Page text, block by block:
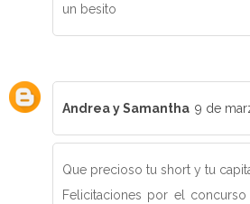
un besito
Andrea y Samantha 9 de
Que precioso tu short y tu
Felicitaciones por el